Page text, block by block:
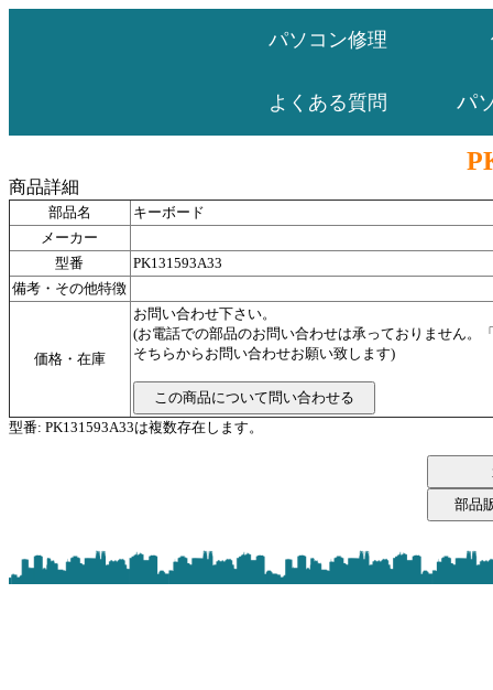
パソコン修理
よくある質問 パ
商品詳細
部品名
キーボード
メーカー
型番
PK131593A33
備考・その他特徴
価格・在庫
お問い合わせ下さい。
(お電話での部品のお問い合わせは承っておりません。
そちらからお問い合わせお願い致します)
型番: PK131593A33は複数存在します。